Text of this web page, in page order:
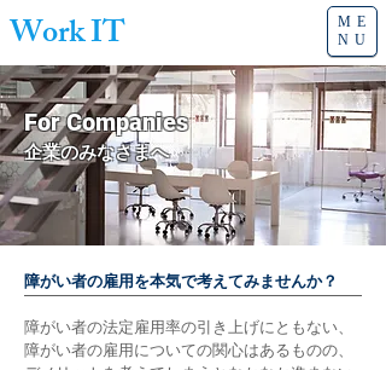
Work IT
ME
NU
​For Companies
企業のみなさまへ
障がい者の雇用を本気で考えてみませんか？
障がい者の法定雇用率の引き上げにともない、
障がい者の雇用についての関心はあるものの、